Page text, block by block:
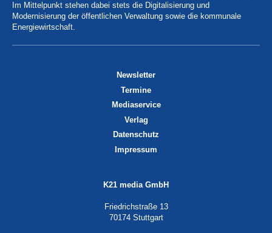
Im Mittelpunkt stehen dabei stets die Digitalisierung und
Modernisierung der öffentlichen Verwaltung sowie die kommunale
Energiewirtschaft.
Newsletter
Termine
Mediaservice
Verlag
Datenschutz
Impressum
K21 media GmbH
Friedrichstraße 13
70174 Stuttgart